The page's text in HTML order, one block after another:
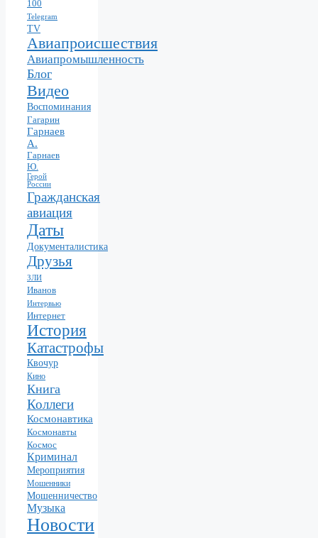
100
Telegram
TV
Авиапроисшествия
Авиапромышленность
Блог
Видео
Воспоминания
Гагарин
Гарнаев
А.
Гарнаев
Ю.
Герой
России
Гражданская
авиация
Даты
Документалистика
Друзья
ЗЛИ
Иванов
Интервью
Интернет
История
Катастрофы
Квочур
Кино
Книга
Коллеги
Космонавтика
Космонавты
Космос
Криминал
Мероприятия
Мошенники
Мошенничество
Музыка
Новости